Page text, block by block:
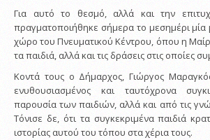
Για αυτό το θεσμό, αλλά και την
πραγματοποιήθηκε σήμερα το μεσημέρι
χώρο του Πνευματικού Κέντρου, όπου η
τα παιδιά, αλλά και τις δράσεις στις οποίες
Κοντά τους ο Δήμαρχος, Γιώργος
ενυθουσιασμένος και ταυτόχρονα
παρουσία των παιδιών, αλλά και από τις
Τόνισε δε, ότι τα συγκεκριμένα παιδιά
ιστορίας αυτού του τόπου στα χέρια τους.